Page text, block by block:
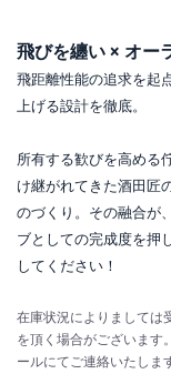
飛びを纏い × オー
飛距離性能の追求を起
上げる設計を徹底。
所有する歓びを高める
け継がれてきた酒田匠
のづくり。その融合が
ブとしての完成度を押
してください！
在庫状況によりましては
を頂く場合がございます
ールにてご連絡いたしま